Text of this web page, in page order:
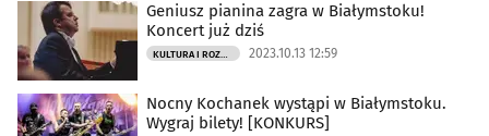
Geniusz pianina zagra w Białymstoku!
Koncert już dziś
KULTURA I ROZRYWKA 2023.10.13 12:59
Nocny Kochanek wystąpi w Białymstoku.
Wygraj bilety! [KONKURS]